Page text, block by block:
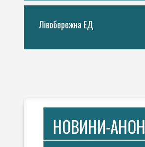
Лівобережна ЕД
НОВИНИ-